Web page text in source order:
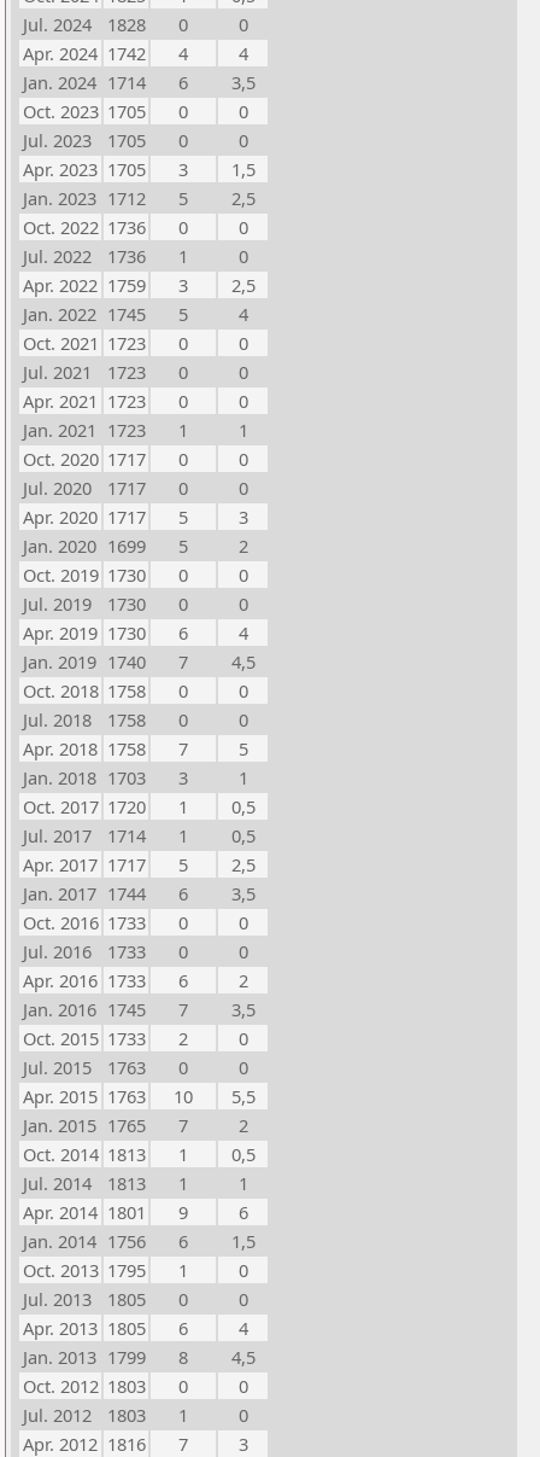
Jul. 2024
1828 0
0
Apr. 2024 1742 4
4
Jan. 2024 1714 6
3,5
Oct. 2023 1705 0
0
Jul. 2023
1705 0
0
Apr. 2023 1705 3
1,5
Jan. 2023 1712 5
2,5
Oct. 2022 1736 0
0
Jul. 2022
1736 1
0
Apr. 2022 1759 3
2,5
Jan. 2022 1745 5
4
Oct. 2021 1723 0
0
Jul. 2021
1723 0
0
Apr. 2021 1723 0
0
Jan. 2021 1723 1
1
Oct. 2020 1717 0
0
Jul. 2020
1717 0
0
Apr. 2020 1717 5
3
Jan. 2020 1699 5
2
Oct. 2019 1730 0
0
Jul. 2019
1730 0
0
Apr. 2019 1730 6
4
Jan. 2019 1740 7
4,5
Oct. 2018 1758 0
0
Jul. 2018
1758 0
0
Apr. 2018 1758 7
5
Jan. 2018 1703 3
1
Oct. 2017 1720 1
0,5
Jul. 2017
1714 1
0,5
Apr. 2017 1717 5
2,5
Jan. 2017 1744 6
3,5
Oct. 2016 1733 0
0
Jul. 2016
1733 0
0
Apr. 2016 1733 6
2
Jan. 2016 1745 7
3,5
Oct. 2015 1733 2
0
Jul. 2015
1763 0
0
Apr. 2015 1763 10
5,5
Jan. 2015 1765 7
2
Oct. 2014 1813 1
0,5
Jul. 2014
1813 1
1
Apr. 2014 1801 9
6
Jan. 2014 1756 6
1,5
Oct. 2013 1795 1
0
Jul. 2013
1805 0
0
Apr. 2013 1805 6
4
Jan. 2013 1799 8
4,5
Oct. 2012 1803 0
0
Jul. 2012
1803 1
0
Apr. 2012 1816 7
3